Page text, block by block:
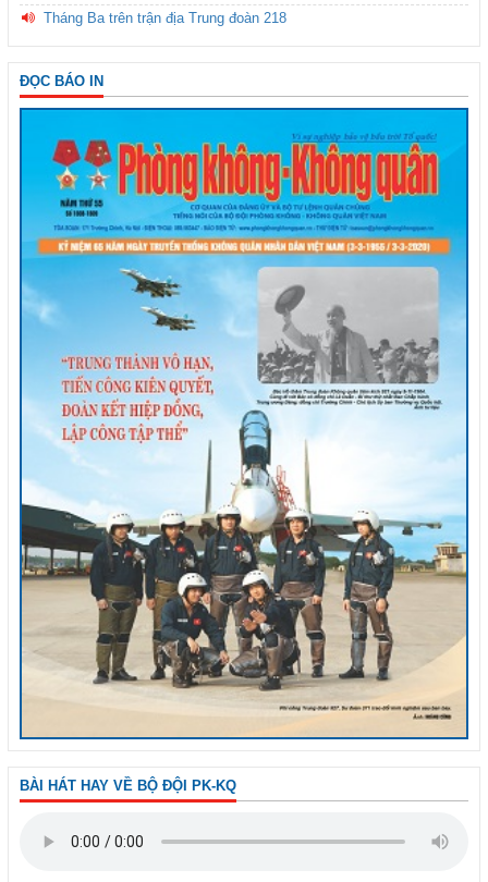
Tháng Ba trên trận địa Trung đoàn 218
ĐỌC BÁO IN
BÀI HÁT HAY VỀ BỘ ĐỘI PK-KQ